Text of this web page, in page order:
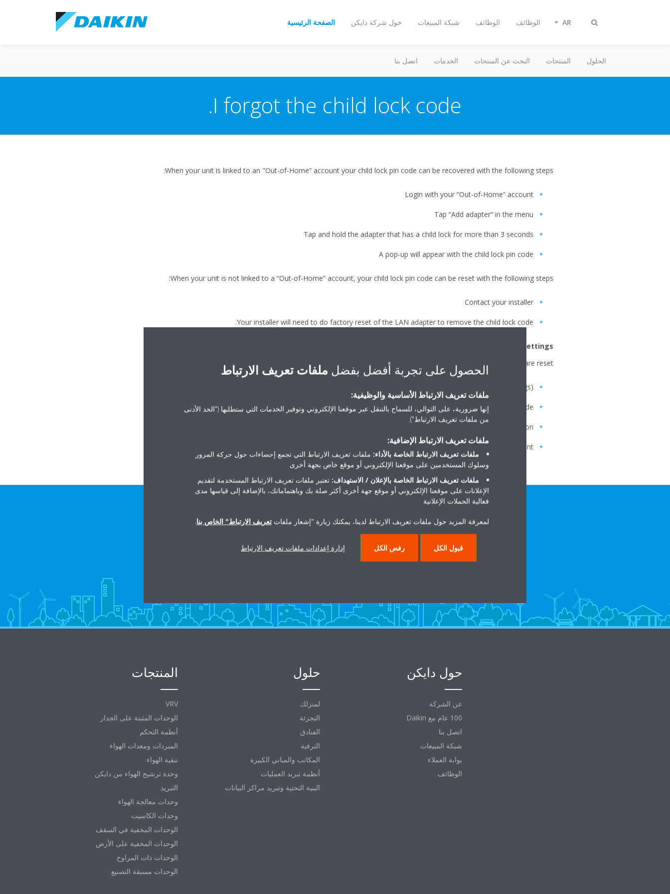
Toggle
الصفحة الرئيسية حول شركة دايكن شبكة المبيعات الوظائف الوظائف AR
الحلول المنتجات البحث عن المنتجات الخدمات اتصل بنا
I forgot the child lock code.
When your unit is linked to an "Out-of-Home” account your child lock pin code can be recovered with the following steps:
Login with your “Out-of-Home” account
Tap “Add adapter” in the menu
Tap and hold the adapter that has a child lock for more than 3 seconds
A pop-up will appear with the child lock pin code
When your unit is not linked to a “Out-of-Home” account, your child lock pin code can be reset with the following steps:
Contact your installer
Your installer will need to do factory reset of the LAN adapter to remove the child lock code.
Caution: factory resetting the LAN adapter clears all settings.
Settings that are reset:
Home network connection (LAN settings)
Child lock code
Unit name and icon
Your Out-of-Home link between the adapter and the user account
تحتاج مساعدة
المنتجات
VRV
الوحدات المثبتة على الجدار
أنظمة التحكم
المبردات ومعدات الهواء
تنقية الهواء
وحدة ترشيح الهواء من دايكن
التبريد
وحدات معالجة الهواء
وحدات الكاسيت
الوحدات المخفية في السقف
الوحدات المخفية على الأرض
الوحدات ذات المراوح
الوحدات مسبقة التصنيع
حلول
لمنزلك
التجزئة
الفنادق
الترفيه
المكاتب والمباني الكبيرة
أنظمة تبريد العمليات
البنية التحتية وتبريد مراكز البيانات
حول دايكن
عن الشركة
100 عام مع Daikin
اتصل بنا
شبكة المبيعات
بوابة العملاء
الوظائف
الحصول على تجربة أفضل بفضل ملفات تعريف الارتباط
ملفات تعريف الارتباط الأساسية والوظيفية:
إنها ضرورية، على التوالي، للسماح بالتنقل عبر موقعنا الإلكتروني وتوفير الخدمات التي ستطلبها ("الحد الأدنى
من ملفات تعريف الارتباط").
ملفات تعريف الارتباط الإضافية:
ملفات تعريف الارتباط الخاصة بالأداء: ملفات تعريف الارتباط التي تجمع إحصاءات حول حركة المرور
وسلوك المستخدمين على موقعنا الإلكتروني أو موقع خاص بجهة أخرى
ملفات تعريف الارتباط الخاصة بالإعلان / الاستهداف: تعتبر ملفات تعريف الارتباط المستخدمة لتقديم
الإعلانات على موقعنا الإلكتروني أو موقع جهة أخرى أكثر صلة بك وباهتماماتك، بالإضافة إلى قياسها مدى
فعالية الحملات الإعلانية
لمعرفة المزيد حول ملفات تعريف الارتباط لدينا، يمكنك زيارة "إشعار ملفات تعريف الارتباط" الخاص بنا.
قبول الكل رفض الكل إدارة إعدادات ملفات تعريف الارتباط